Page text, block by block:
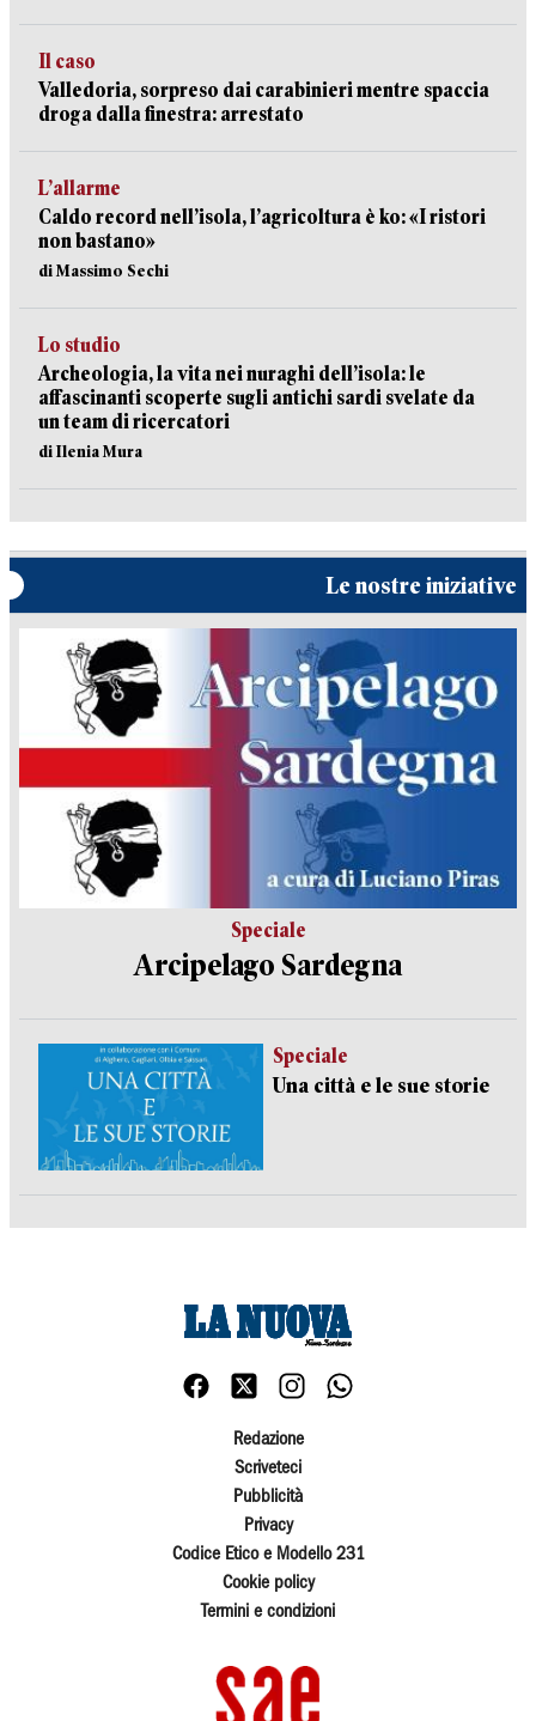
Il caso
Valledoria, sorpreso dai carabinieri mentre spaccia
droga dalla finestra: arrestato
L’allarme
Caldo record nell’isola, l’agricoltura è ko: «I ristori
non bastano»
di Massimo Sechi
Lo studio
Archeologia, la vita nei nuraghi dell’isola: le
affascinanti scoperte sugli antichi sardi svelate da
un team di ricercatori
di Ilenia Mura
Le nostre iniziative
Speciale
Arcipelago Sardegna
Speciale
Una città e le sue storie
Redazione
Scriveteci
Pubblicità
Privacy
Codice Etico e Modello 231
Cookie policy
Termini e condizioni